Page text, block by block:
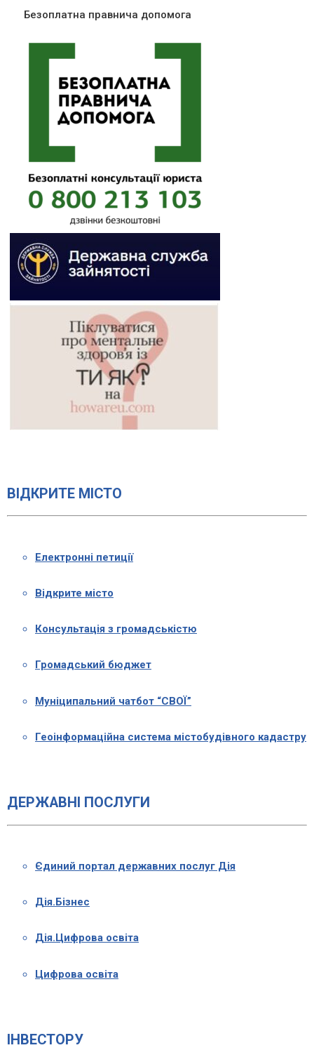
Безоплатна правнича допомога
ВІДКРИТЕ МІСТО
Електронні петиції
Відкрите місто
Консультація з громадськістю
Громадський бюджет
Муніципальний чатбот “СВОЇ”
Геоінформаційна система містобудівного кадастру
ДЕРЖАВНІ ПОСЛУГИ
Єдиний портал державних послуг Дія
Дія.Бізнес
Дія.Цифрова освіта
Цифрова освіта
ІНВЕСТОРУ